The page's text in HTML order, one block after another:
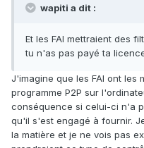
wapiti a dit :
Et les FAI mettraient des
tu n'as pas payé ta
J'imagine que les FAI ont
programme P2P sur
conséquence si celui-ci n'a
qu'il s'est engagé à fournir.
la matière et je ne vois pas